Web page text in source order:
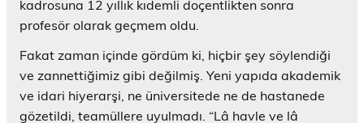
kadrosuna 12 yıllık kıdemli doçentlikten sonra
profesör olarak geçmem oldu.
Fakat zaman içinde gördüm ki, hiçbir şey söylendiği
ve zannettiğimiz gibi değilmiş. Yeni yapıda akademik
ve idari hiyerarşi, ne üniversitede ne de hastanede
gözetildi, teamüllere uyulmadı. “Lâ havle ve lâ